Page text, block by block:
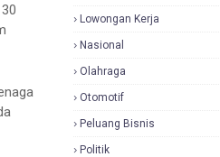
Lowongan Kerja
Nasional
Olahraga
Otomotif
Peluang Bisnis
Politik